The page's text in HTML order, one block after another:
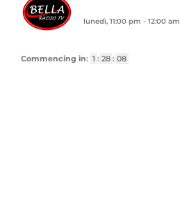
lunedì, 11:00 pm - 12:00 am
Commencing in: 1 : 28 : 07